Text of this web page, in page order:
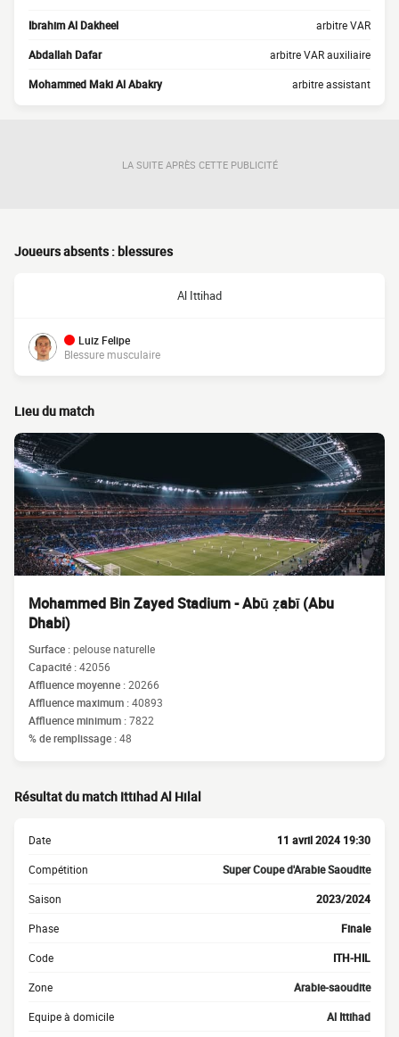
Ibrahim Al Dakheel arbitre VAR
Abdallah Dafar arbitre VAR auxiliaire
Mohammed Maki Al Abakry arbitre assistant
LA SUITE APRÈS CETTE PUBLICITÉ
Joueurs absents : blessures
Al Ittihad
Luiz Felipe
Blessure musculaire
Lieu du match
Mohammed Bin Zayed Stadium - Abū ẓabī (Abu
Dhabi)
Surface :pelouse naturelle
Capacité :42056
Affluence moyenne :20266
Affluence maximum :40893
Affluence minimum :7822
% de remplissage :48
Résultat du match Ittihad Al Hilal
Date 11 avril 2024 19:30
Compétition Super Coupe d'Arabie Saoudite
Saison 2023/2024
Phase Finale
Code ITH-HIL
Zone Arabie-saoudite
Equipe à domicile Al Ittihad